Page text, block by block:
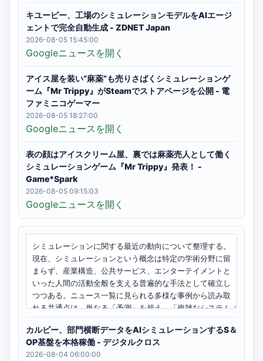
キユーピー、工場のシミュレーションモデルをAIエージ
ェントで完全自動生成 - ZDNET Japan
2026-08-05 15:45:00
Googleニュースを開く
アイス屋を装い“麻薬”も売りさばくシミュレーションゲ
ーム『Mr Trippy』がSteamでストアページを公開 - 電
ファミニコゲーマー
2026-08-05 18:27:00
Googleニュースを開く
表の顔はアイスクリーム屋、裏では麻薬売人として働く
シミュレーションゲーム『Mr Trippy』発表！ -
Game*Spark
2026-08-05 09:15:03
Googleニュースを開く
カルビー、部門横断データをAIシミュレーションするS＆
OP基盤を本格稼働 - デジタルクロス
2026-08-04 06:00:00